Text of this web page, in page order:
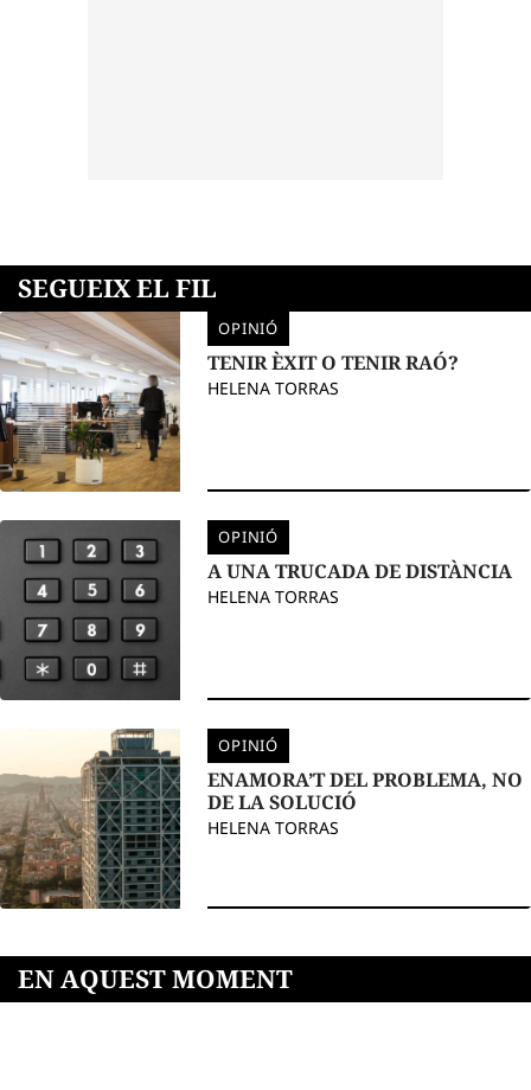
SEGUEIX EL FIL
OPINIÓ
TENIR ÈXIT O TENIR RAÓ?
HELENA TORRAS
OPINIÓ
A UNA TRUCADA DE DISTÀNCIA
HELENA TORRAS
OPINIÓ
ENAMORA’T DEL PROBLEMA, NO
DE LA SOLUCIÓ
HELENA TORRAS
EN AQUEST MOMENT